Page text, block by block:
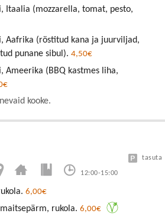
Itaalia (mozzarella, tomat, pesto,
Aafrika (röstitud kana ja juurviljad,
punane sibul). 4,50€
Ameerika (BBQ kastmes liha,
kooke.
12:00-15:00
tasuta
6,00€
rukola. 6,00€